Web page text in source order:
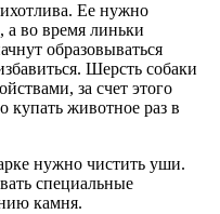
Ее нужно
а во время линьки
образовываться
Шерсть собаки
за счет этого
купать животное раз в
нужно чистить уши.
специальные
камня.